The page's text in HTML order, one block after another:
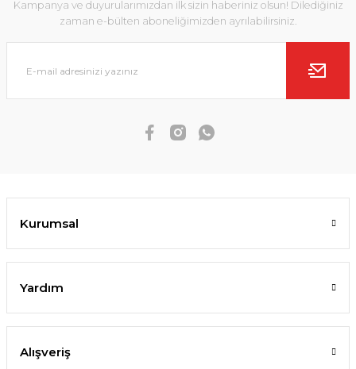
Kampanya ve duyurularımızdan ilk sizin haberiniz olsun! Dilediğiniz
zaman e-bülten aboneliğimizden ayrılabilirsiniz.
Kurumsal
Yardım
Alışveriş